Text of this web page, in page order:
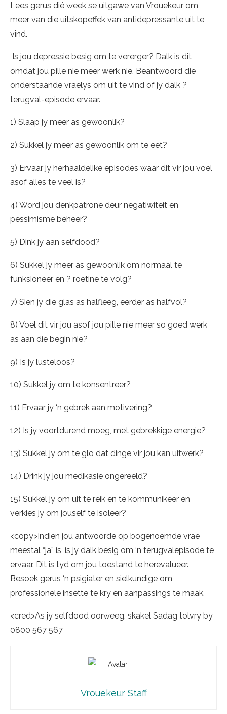
Lees gerus dié week se uitgawe van Vrouekeur om
meer van die uitskopeffek van antidepressante uit te
vind.
Is jou depressie besig om te vererger? Dalk is dit
omdat jou pille nie meer werk nie. Beantwoord die
onderstaande vraelys om uit te vind of jy dalk ?
terugval-episode ervaar.
1) Slaap jy meer as gewoonlik?
2) Sukkel jy meer as gewoonlik om te eet?
3) Ervaar jy herhaaldelike episodes waar dit vir jou voel
asof alles te veel is?
4) Word jou denkpatrone deur negatiwiteit en
pessimisme beheer?
5) Dink jy aan selfdood?
6) Sukkel jy meer as gewoonlik om normaal te
funksioneer en ? roetine te volg?
7) Sien jy die glas as halfleeg, eerder as halfvol?
8) Voel dit vir jou asof jou pille nie meer so goed werk
as aan die begin nie?
9) Is jy lusteloos?
10) Sukkel jy om te konsentreer?
11) Ervaar jy ‘n gebrek aan motivering?
12) Is jy voortdurend moeg, met gebrekkige energie?
13) Sukkel jy om te glo dat dinge vir jou kan uitwerk?
14) Drink jy jou medikasie ongereeld?
15) Sukkel jy om uit te reik en te kommunikeer en
verkies jy om jouself te isoleer?
<copy>Indien jou antwoorde op bogenoemde vrae
meestal “ja” is, is jy dalk besig om ‘n terugvalepisode te
ervaar. Dit is tyd om jou toestand te herevalueer.
Besoek gerus ‘n psigiater en sielkundige om
professionele insette te kry en aanpassings te maak.
<cred>As jy selfdood oorweeg, skakel Sadag tolvry by
0800 567 567
Vrouekeur Staff